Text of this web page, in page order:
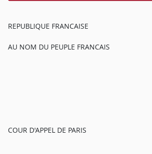
REPUBLIQUE FRANCAISE
AU NOM DU PEUPLE FRANCAIS
COUR D'APPEL DE PARIS